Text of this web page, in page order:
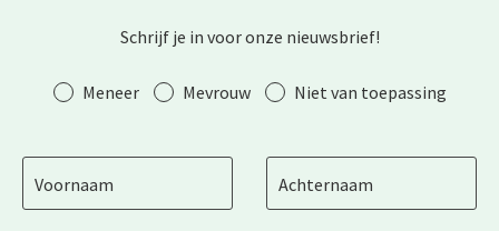
Schrijf je in voor onze nieuwsbrief!
AanhefMeneer Mevrouw Niet van toepassing
Voornaam Achternaam